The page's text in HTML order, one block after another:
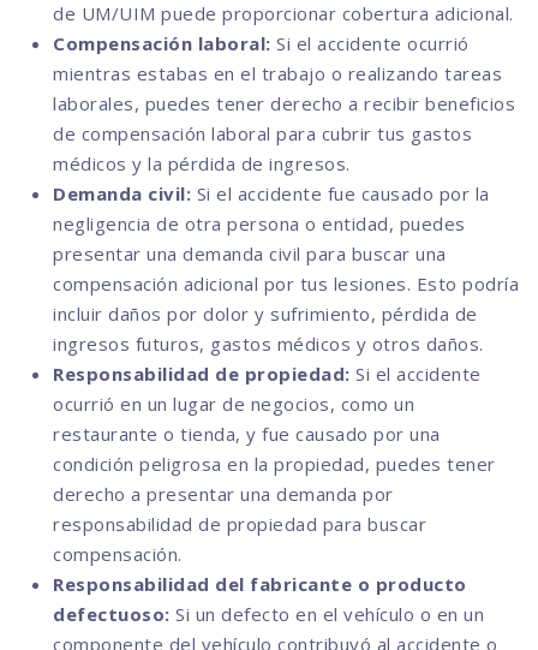
de UM/UIM puede proporcionar cobertura adicional.
Compensación laboral: Si el accidente ocurrió
mientras estabas en el trabajo o realizando tareas
laborales, puedes tener derecho a recibir beneficios
de compensación laboral para cubrir tus gastos
médicos y la pérdida de ingresos.
Demanda civil: Si el accidente fue causado por la
negligencia de otra persona o entidad, puedes
presentar una demanda civil para buscar una
compensación adicional por tus lesiones. Esto podría
incluir daños por dolor y sufrimiento, pérdida de
ingresos futuros, gastos médicos y otros daños.
Responsabilidad de propiedad: Si el accidente
ocurrió en un lugar de negocios, como un
restaurante o tienda, y fue causado por una
condición peligrosa en la propiedad, puedes tener
derecho a presentar una demanda por
responsabilidad de propiedad para buscar
compensación.
Responsabilidad del fabricante o producto
defectuoso: Si un defecto en el vehículo o en un
componente del vehículo contribuyó al accidente o